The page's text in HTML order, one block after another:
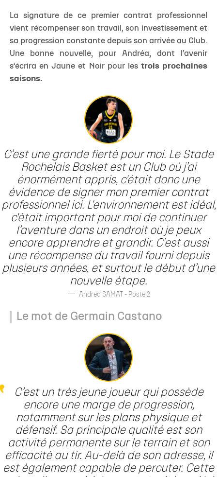
La signature de ce premier contrat professionnel
vient récompenser son travail, son investissement et
sa progression constante depuis son arrivée au Club.
Une bonne nouvelle, pour Andréa, dont l’avenir
s’écrira en Jaune et Noir pour les trois prochaines
saisons.
C’est une grande fierté pour moi. Le Stade
Rochelais Basket est un Club où j’ai
énormément appris, c'était donc une
évidence de signer mon premier contrat
professionnel ici. L'environnement est idéal,
c'était important pour moi de continuer
l’aventure dans un endroit où je peux
encore apprendre et grandir. C’est aussi
une récompense du travail fourni depuis
plusieurs années, et surtout le début d’une
nouvelle étape.
Andrea SAMAT - Poste 2
Le mot de Germain Castano
C’est un très jeune joueur qui possède
encore une marge de progression,
notamment sur les plans physique et
défensif. Sa principale qualité est son
activité permanente sur le terrain et son
efficacité au tir. Au-delà de son adresse, il
est également capable de percuter. Cette